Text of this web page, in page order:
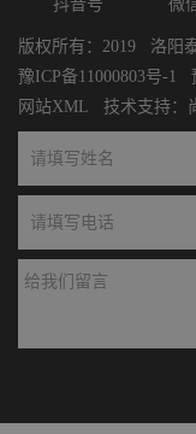
抖音号 微
版权所有：2019 洛阳
豫ICP备11000803号-1
网站XML 技术支持：